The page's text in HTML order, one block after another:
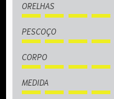
ORELHAS
PESCOÇO
CORPO
MEDIDA